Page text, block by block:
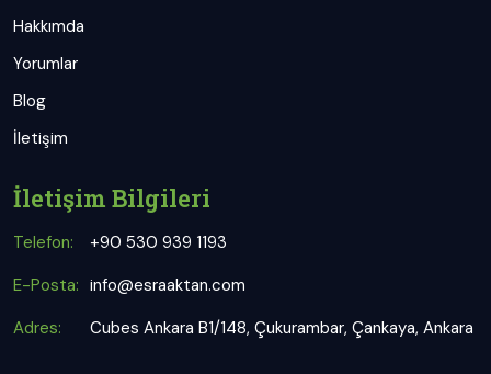
Hakkımda
Yorumlar
Blog
İletişim
İletişim Bilgileri
Telefon:
+90 530 939 1193
E-Posta: info@esraaktan.com
Adres:
Cubes Ankara B1/148, Çukurambar, Çankaya, Ankara